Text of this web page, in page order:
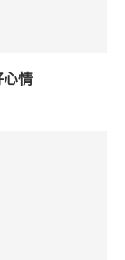
心情